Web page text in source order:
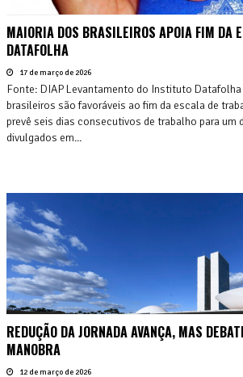
MAIORIA DOS BRASILEIROS APOIA FIM DA
DATAFOLHA
17 de março de 2026
Fonte: DIAP Levantamento do Instituto
brasileiros são favoráveis ao fim da escala de
prevê seis dias consecutivos de trabalho para um
divulgados em...
REDUÇÃO DA JORNADA AVANÇA, MAS
MANOBRA
12 de março de 2026